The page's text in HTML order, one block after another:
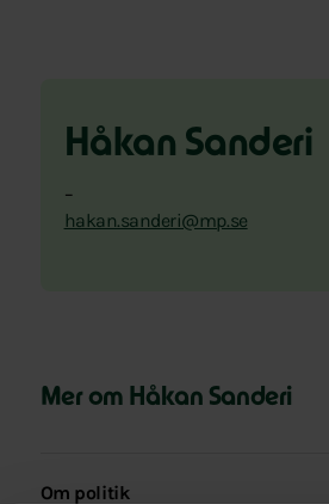
Håkan Sanderi
–
hakan.sanderi@mp.se
Mer om Håkan Sanderi
Om politik